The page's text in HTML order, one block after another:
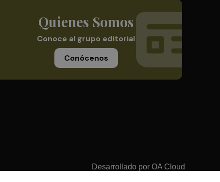
Quienes Somos
Conoce al grupo editorial
Conócenos
Desarrollado por OA Cloud